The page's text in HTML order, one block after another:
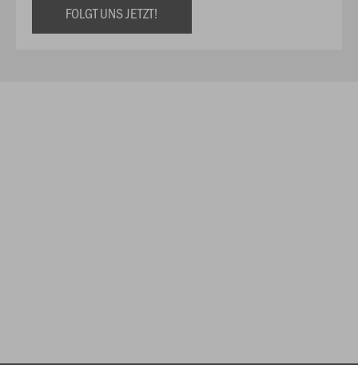
FOLGT UNS JETZT!